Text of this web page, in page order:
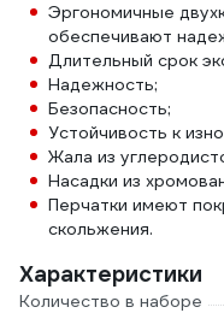
Эргономичные
обеспечивают
Длительный срок
Надежность;
Безопасность;
Устойчивость к
Жала из
Насадки из
Перчатки имеют
скольжения.
Характеристики
Количество в наборе